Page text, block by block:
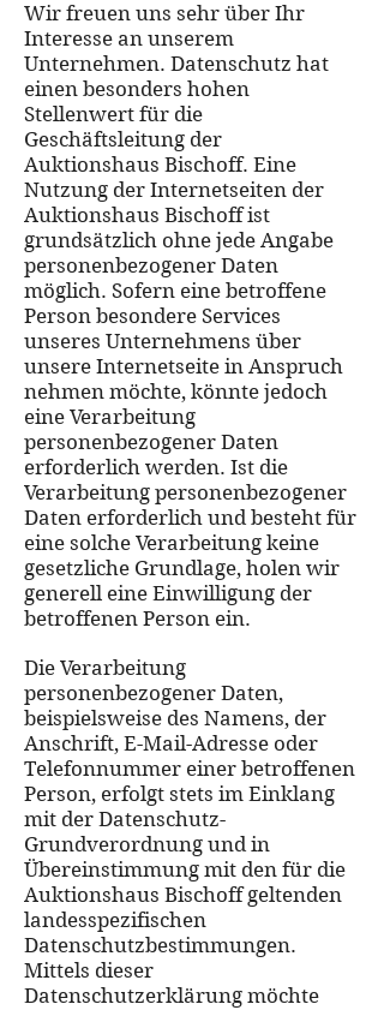
Wir freuen uns sehr über Ihr
Interesse an unserem
Unternehmen. Datenschutz hat
einen besonders hohen
Stellenwert für die
Geschäftsleitung der
Auktionshaus Bischoff. Eine
Nutzung der Internetseiten der
Auktionshaus Bischoff ist
grundsätzlich ohne jede Angabe
personenbezogener Daten
möglich. Sofern eine betroffene
Person besondere Services
unseres Unternehmens über
unsere Internetseite in Anspruch
nehmen möchte, könnte jedoch
eine Verarbeitung
personenbezogener Daten
erforderlich werden. Ist die
Verarbeitung personenbezogener
Daten erforderlich und besteht für
eine solche Verarbeitung keine
gesetzliche Grundlage, holen wir
generell eine Einwilligung der
betroffenen Person ein.
Die Verarbeitung
personenbezogener Daten,
beispielsweise des Namens, der
Anschrift, E-Mail-Adresse oder
Telefonnummer einer betroffenen
Person, erfolgt stets im Einklang
mit der Datenschutz-
Grundverordnung und in
Übereinstimmung mit den für die
Auktionshaus Bischoff geltenden
landesspezifischen
Datenschutzbestimmungen.
Mittels dieser
Datenschutzerklärung möchte